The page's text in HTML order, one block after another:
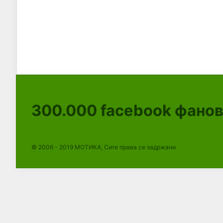
300.000 facebook
© 2006 - 2019 МОТИКА, Сите права се задржани